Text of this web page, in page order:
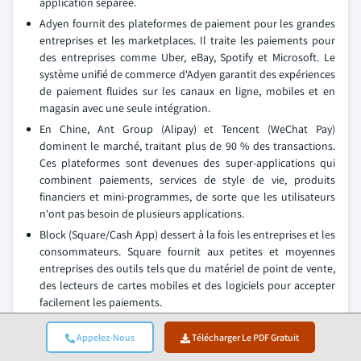
Appelez-Nous Télécharger Le PDF Gratuit
Adyen fournit des plateformes de paiement pour les grandes
entreprises et les marketplaces. Il traite les paiements pour
des entreprises comme Uber, eBay, Spotify et Microsoft. Le
système unifié de commerce d'Adyen garantit des expériences
de paiement fluides sur les canaux en ligne, mobiles et en
magasin avec une seule intégration.
En Chine, Ant Group (Alipay) et Tencent (WeChat Pay)
dominent le marché, traitant plus de 90 % des transactions.
Ces plateformes sont devenues des super-applications qui
combinent paiements, services de style de vie, produits
financiers et mini-programmes, de sorte que les utilisateurs
n'ont pas besoin de plusieurs applications.
Block (Square/Cash App) dessert à la fois les entreprises et les
consommateurs. Square fournit aux petites et moyennes
entreprises des outils tels que du matériel de point de vente,
des lecteurs de cartes mobiles et des logiciels pour accepter
facilement les paiements.
Actualités de l'industrie des paiements mobiles